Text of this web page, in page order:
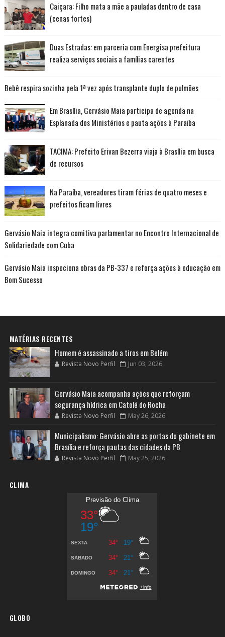
Caiçara: Filho mata a mãe a pauladas dentro de casa
(cenas fortes)
Duas Estradas: em parceria com Energisa prefeitura
realiza serviços sociais a famílias carentes
Bebê respira sozinha pela 1ª vez após transplante duplo de pulmões
Em Brasília, Gervásio Maia participa de agenda na
Esplanada dos Ministérios e pauta ações à Paraíba
TACIMA: Prefeito Erivan Bezerra viaja à Brasília em busca
de recursos
Na Paraíba, vereadores tiram férias de quatro meses e
prefeitos ficam livres
Gervásio Maia integra comitiva parlamentar no Encontro Internacional de
Solidariedade com Cuba
Gervásio Maia inspeciona obras da PB-337 e reforça ações à educação em
Bom Sucesso
MATÉRIAS RECENTES
Homem é assassinado a tiros em Belém
Revista Novo Perfil Jun 03, 2026
Gervásio Maia acompanha ações que reforçam
segurança hídrica em Catolé do Rocha
Revista Novo Perfil May 26, 2026
Municipalismo: Gervásio abre as portas do gabinete em
Brasília e reforça pautas das cidades da PB
Revista Novo Perfil May 25, 2026
CLIMA
GLOBO